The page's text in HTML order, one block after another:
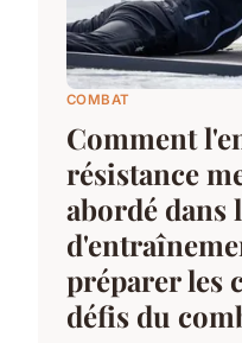
COMBAT
Comment
résistance
abordé dans
préparer les
défis du